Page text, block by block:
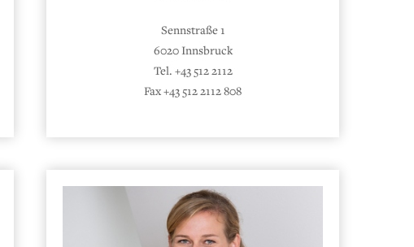
Sennstraße 1
6020 Innsbruck
Tel. +43 512 2112
Fax +43 512 2112 808